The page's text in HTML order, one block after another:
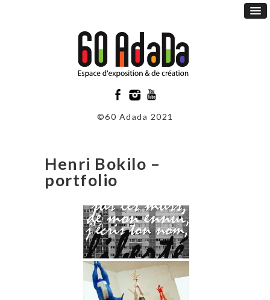
©60 Adada 2021
Henri Bokilo –
portfolio